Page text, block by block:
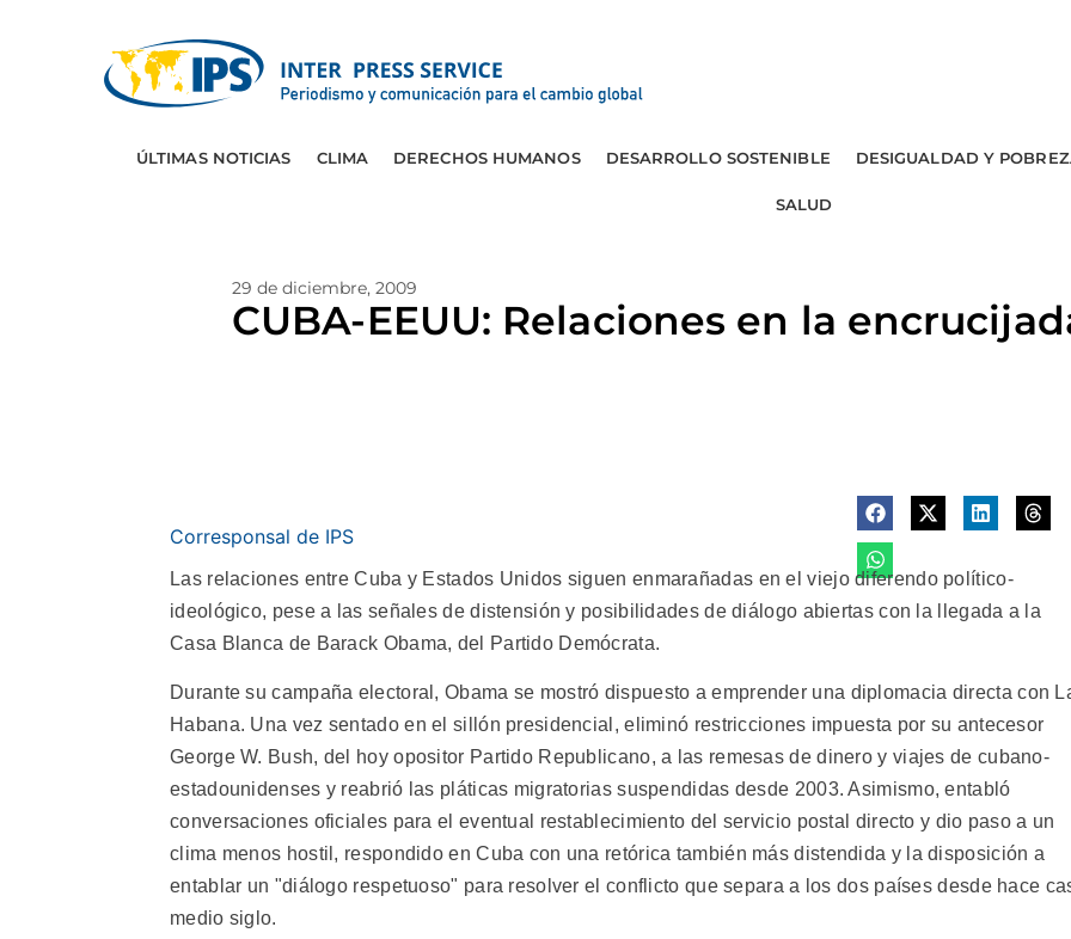
ÚLTIMAS NOTICIAS CLIMA DERECHOS HUMANOS DESARROLLO SOSTENIBLE DESIGUALDAD Y
SALUD
29 de diciembre, 2009
CUBA-EEUU: Relaciones en la
Corresponsal de IPS
Las relaciones entre Cuba y Estados Unidos siguen enmarañadas en el viejo diferendo político-
ideológico, pese a las señales de distensión y posibilidades de diálogo abiertas con la llegada a la
Casa Blanca de Barack Obama, del Partido Demócrata.
Durante su campaña electoral, Obama se mostró dispuesto a emprender una diplomacia directa con
Habana. Una vez sentado en el sillón presidencial, eliminó restricciones impuesta por su antecesor
George W. Bush, del hoy opositor Partido Republicano, a las remesas de dinero y viajes de cubano-
estadounidenses y reabrió las pláticas migratorias suspendidas desde 2003. Asimismo, entabló
conversaciones oficiales para el eventual restablecimiento del servicio postal directo y dio paso a un
clima menos hostil, respondido en Cuba con una retórica también más distendida y la disposición a
entablar un "diálogo respetuoso" para resolver el conflicto que separa a los dos países desde hace
medio siglo.